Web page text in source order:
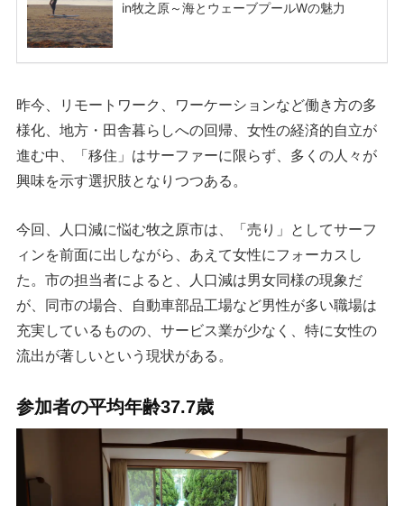
昨今、リモートワーク、ワーケーションなど働き方の多
様化、地方・田舎暮らしへの回帰、女性の経済的自立が
進む中、「移住」はサーファーに限らず、多くの人々が
興味を示す選択肢となりつつある。
今回、人口減に悩む牧之原市は、「売り」としてサーフ
ィンを前面に出しながら、あえて女性にフォーカスし
た。市の担当者によると、人口減は男女同様の現象だ
が、同市の場合、自動車部品工場など男性が多い職場は
充実しているものの、サービス業が少なく、特に女性の
流出が著しいという現状がある。
参加者の平均年齢37.7歳